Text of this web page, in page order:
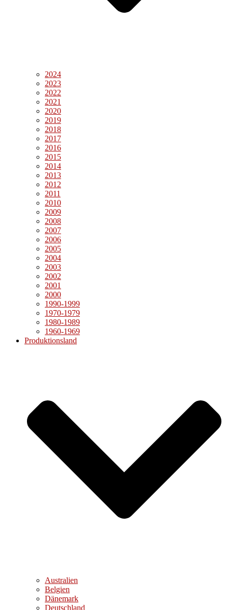
2024
2023
2022
2021
2020
2019
2018
2017
2016
2015
2014
2013
2012
2011
2010
2009
2008
2007
2006
2005
2004
2003
2002
2001
2000
1990-1999
1970-1979
1980-1989
1960-1969
Produktionsland
Australien
Belgien
Dänemark
Deutschland